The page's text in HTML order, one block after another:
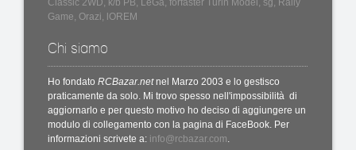
Classic 2WD, k/b PB, LeGa, forfaster Turin Model, sg, Rally
Game, Orazi, lOREM
Chi siamo
Ho fondato RCBazar.netnel Marzo 2003 e lo gestisco
praticamente da solo. Mi trovo spesso nell'impossibilità di
aggiornarlo e per questo motivo ho deciso di aggiungere un
modulo di collegamento con la pagina di FaceBook. Per
informazioni scrivete a: info@rcbazar.com.